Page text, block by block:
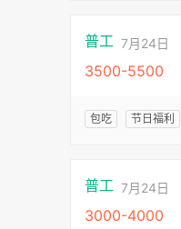
普工 7月24日
3500-5500
包吃 节日福利
普工 7月24日
3000-4000